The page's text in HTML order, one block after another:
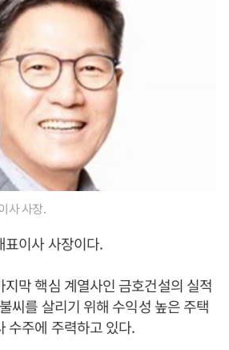
사 사장.
표이사 사장이다.
막 핵심 계열사인 금호건설의 실적
씨를 살리기 위해 수익성 높은 주택
수주에 주력하고 있다.